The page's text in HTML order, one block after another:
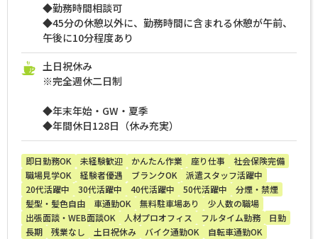
◆勤務時間相談可
◆45分の休憩以外に、勤務時間に含まれる休憩が午前、
午後に10分程度あり
土日祝休み
※完全週休二日制
◆年末年始・GW・夏季
◆年間休日128日（休み充実）
即日勤務OK 未経験歓迎 かんたん作業 座り仕事
社会保険完備
職場見学OK
経験者優遇 ブランクOK
派遣スタッフ活躍中
20代活躍中
30代活躍中 40代活躍中 50代活躍中
分煙・禁煙
髪型・髪色自由
車通勤OK 無料駐車場あり
少人数の職場
出張面談・WEB面談OK
人材プロオフィス フルタイム勤務
日勤
長期
残業なし 土日祝休み バイク通勤OK
自転車通勤OK